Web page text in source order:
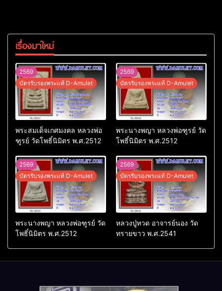
เรื่องมาใหม่
2569
บัตรรับรองพระแท้ D-Amulet
พระสมเด็จเกศมงคล หลวงพ่อ
ฑูรย์ วัดโพธิ์นิมิตร พ.ศ.2512
2569
บัตรรับรองพระแท้ D-Amulet
พระนางพญา หลวงพ่อฑูรย์ วัด
โพธิ์นิมิตร พ.ศ.2512
2569
บัตรรับรองพระแท้ D-Amulet
พระนางพญา หลวงพ่อฑูรย์ วัด
โพธิ์นิมิตร พ.ศ.2512
2569
บัตรรับรองพระแท้ D-Amulet
หลวงปู่ทวด อาจารย์นอง วัด
ทรายขาว พ.ศ.2541